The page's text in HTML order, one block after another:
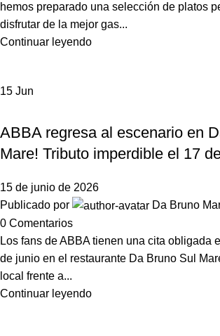
hemos preparado una selección de platos
disfrutar de la mejor gas...
Continuar leyendo
15 Jun
ABBA regresa al escenario en
Mare! Tributo imperdible el 17
15 de junio de 2026
Publicado por
Da Bruno
0 Comentarios
Los fans de ABBA tienen una cita obligada
de junio en el restaurante Da Bruno Sul
local frente a...
Continuar leyendo